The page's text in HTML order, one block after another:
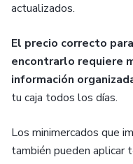
actualizados.
El precio correcto
encontrarlo requiere
información
tu caja todos los días.
Los minimercados que
también pueden aplicar